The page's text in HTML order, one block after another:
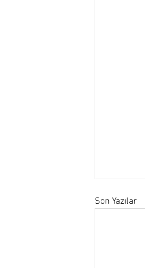
Son Yazılar